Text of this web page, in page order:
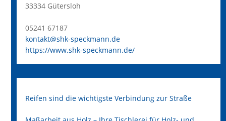
33334 Gütersloh
05241 67187
kontakt@shk-speckmann.de
https://www.shk-speckmann.de/
Reifen sind die wichtigste Verbindung zur Straße